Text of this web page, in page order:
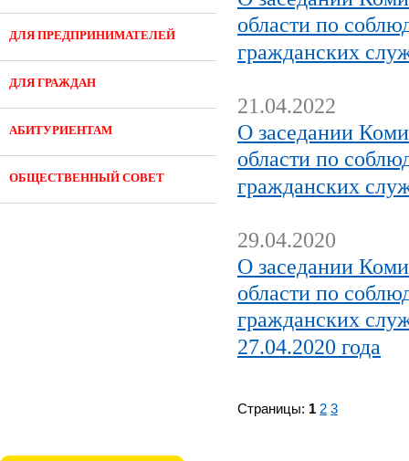
ДЛЯ ПРЕДПРИНИМАТЕЛЕЙ
ДЛЯ ГРАЖДАН
АБИТУРИЕНТАМ
ОБЩЕСТВЕННЫЙ СОВЕТ
области по
гражданских
21.04.2022
О заседании
области по
гражданских
29.04.2020
О заседании
области по
гражданских
27.04.2020 года
Страницы: 1 2 3